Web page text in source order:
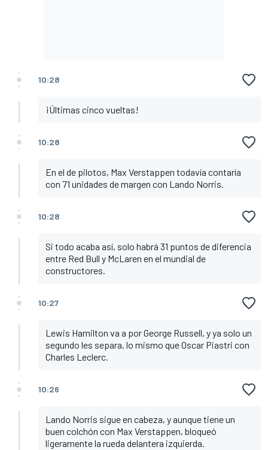
10:28
¡Últimas cinco vueltas!
10:28
En el de pilotos, Max Verstappen todavía contaría
con 71 unidades de margen con Lando Norris.
10:28
Si todo acaba así, solo habrá 31 puntos de diferencia
entre Red Bull y McLaren en el mundial de
constructores.
10:27
Lewis Hamilton va a por George Russell, y ya solo un
segundo les separa, lo mismo que Oscar Piastri con
Charles Leclerc.
10:26
Lando Norris sigue en cabeza, y aunque tiene un
buen colchón con Max Verstappen, bloqueó
ligeramente la rueda delantera izquierda.